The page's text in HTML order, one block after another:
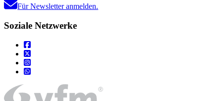
Für Newsletter anmelden.
Soziale Netzwerke